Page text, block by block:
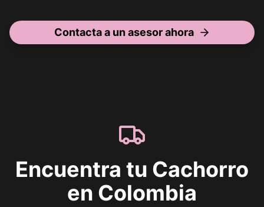
Contacta a un asesor ahora
Encuentra tu Cachorro
en Colombia